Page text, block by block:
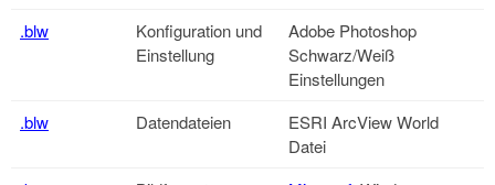
.blw
Konfiguration und
Einstellung
Adobe Photoshop
Schwarz/Weiß
Einstellungen
.blw
Datendateien
ESRI ArcView World
Datei